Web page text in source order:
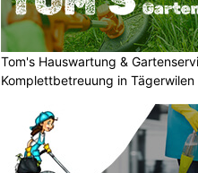
Tom's Hauswartung &
Komplettbetreuung in Tägerwilen